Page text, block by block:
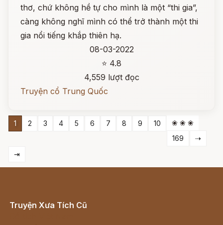
thơ, chứ không hề tự cho mình là một “thi gia”,
càng không nghĩ mình có thể trở thành một thi
gia nổi tiếng khắp thiên hạ.
08-03-2022
⭐ 4.8
4,559 lượt đọc
Truyện cổ Trung Quốc
1 2 3 4 5 6 7 8 9 10
❀ ❀ ❀
169
⇢
⇥
Truyện Xưa Tích Cũ